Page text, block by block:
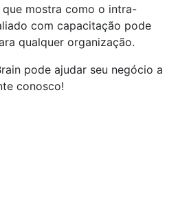
mostra como o intra-
com capacitação pode
qualquer organização.
pode ajudar seu negócio a
conosco!